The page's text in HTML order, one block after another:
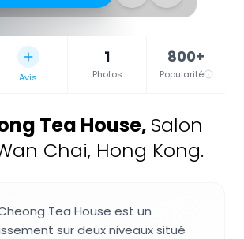
Avis
1
Photos
800+
Popularité
Tea House, Salon
Chai, Hong Kong.
Tea House est un
sur deux niveaux situé